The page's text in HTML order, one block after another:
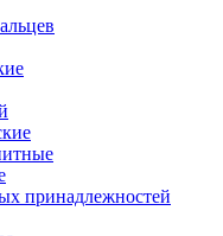
принадлежностей